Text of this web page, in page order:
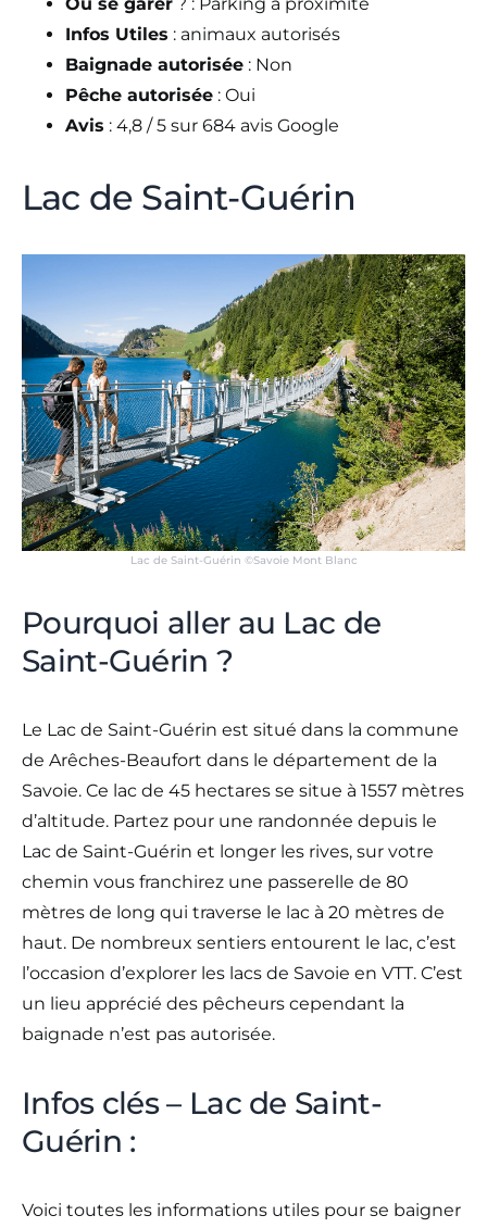
Où se garer ? : Parking à proximite
Infos Utiles : animaux autorisés
Baignade autorisée : Non
Pêche autorisée : Oui
Avis : 4,8 / 5 sur 684 avis Google
Lac de Saint-Guérin
Lac de Saint-Guérin ©Savoie Mont Blanc
Pourquoi aller au Lac de
Saint-Guérin ?
Le Lac de Saint-Guérin est situé dans la commune
de Arêches-Beaufort dans le département de la
Savoie. Ce lac de 45 hectares se situe à 1557 mètres
d’altitude. Partez pour une randonnée depuis le
Lac de Saint-Guérin et longer les rives, sur votre
chemin vous franchirez une passerelle de 80
mètres de long qui traverse le lac à 20 mètres de
haut. De nombreux sentiers entourent le lac, c’est
l’occasion d’explorer les lacs de Savoie en VTT. C’est
un lieu apprécié des pêcheurs cependant la
baignade n’est pas autorisée.
Infos clés – Lac de Saint-
Guérin :
Voici toutes les informations utiles pour se baigner